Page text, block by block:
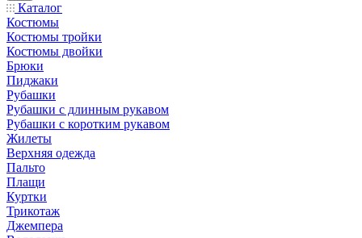
Каталог
Костюмы
Костюмы тройки
Костюмы двойки
Брюки
Пиджаки
Рубашки
Рубашки с длинным рукавом
Рубашки с коротким рукавом
Жилеты
Верхняя одежда
Пальто
Плащи
Куртки
Трикотаж
Джемпера